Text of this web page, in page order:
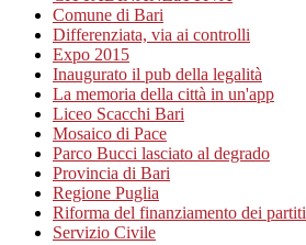
Comune di Bari
Differenziata, via ai controlli
Expo 2015
Inaugurato il pub della legalità
La memoria della città in un'app
Liceo Scacchi Bari
Mosaico di Pace
Parco Bucci lasciato al degrado
Provincia di Bari
Regione Puglia
Riforma del finanziamento dei partiti
Servizio Civile